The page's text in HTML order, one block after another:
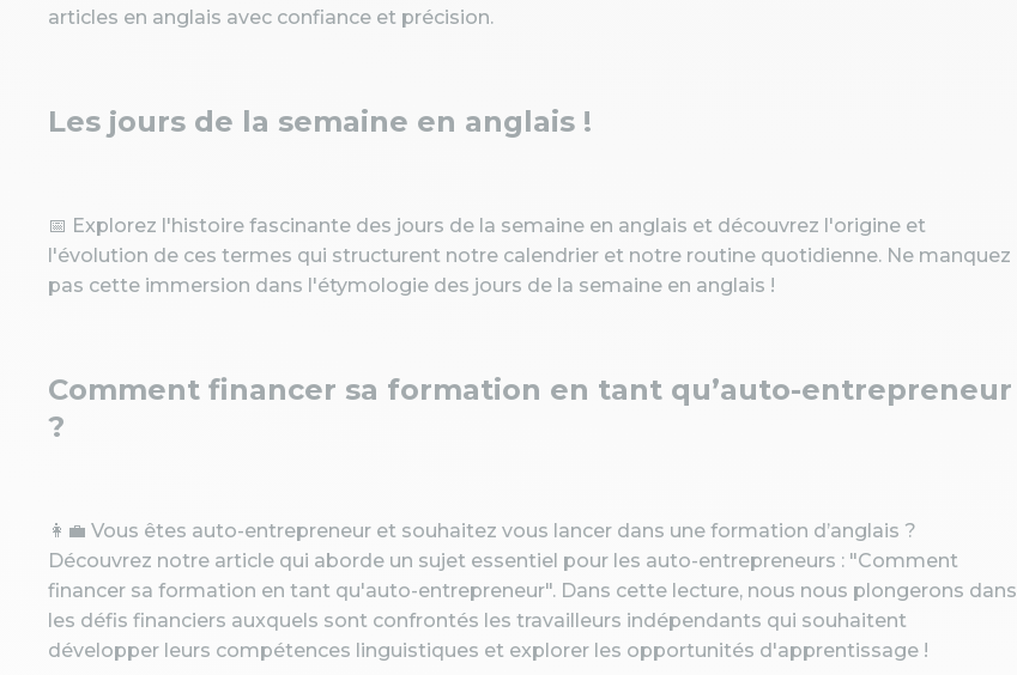
articles en anglais avec confiance et précision.
Les jours de la semaine en anglais !
📅 Explorez l'histoire fascinante des jours de la semaine en anglais et découvrez l'origine et
l'évolution de ces termes qui structurent notre calendrier et notre routine quotidienne. Ne manquez
pas cette immersion dans l'étymologie des jours de la semaine en anglais !
Comment financer sa formation en tant qu’auto-entrepreneur
?
👩‍💼 Vous êtes auto-entrepreneur et souhaitez vous lancer dans une formation d’anglais ?
Découvrez notre article qui aborde un sujet essentiel pour les auto-entrepreneurs : "Comment
financer sa formation en tant qu'auto-entrepreneur". Dans cette lecture, nous nous plongerons dans
les défis financiers auxquels sont confrontés les travailleurs indépendants qui souhaitent
développer leurs compétences linguistiques et explorer les opportunités d'apprentissage !